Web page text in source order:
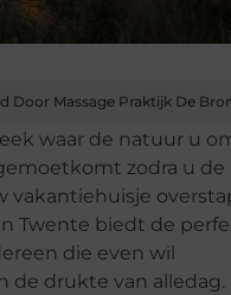
Door Massage Praktijk De
waar de natuur u
zodra u de
vakantiehuisje
Twente biedt de
die even wil
de drukte van alledag.